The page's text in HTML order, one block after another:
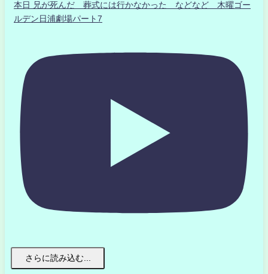
本日 兄が死んだ 葬式には行かなかった などなど 木曜ゴー
ルデン日浦劇場パート7
さらに読み込む...